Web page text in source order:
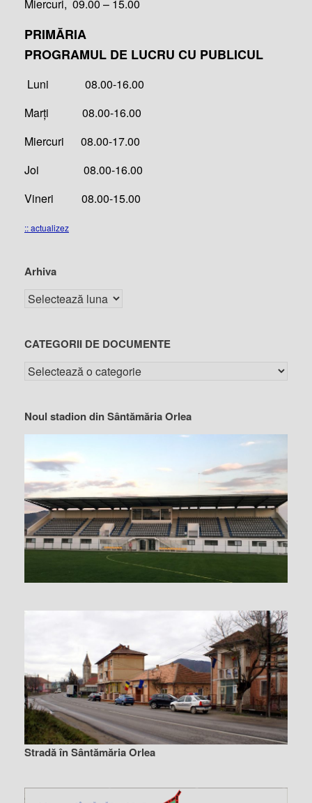
Miercuri, 09.00 – 15.00
PRIMĂRIA
PROGRAMUL DE LUCRU CU PUBLICUL
Luni 08.00-16.00
Marți 08.00-16.00
Miercuri 08.00-17.00
Joi 08.00-16.00
Vineri 08.00-15.00
:: actualizez
Arhiva
CATEGORII DE DOCUMENTE
Noul stadion din Sântămăria Orlea
Stradă în Sântămăria Orlea